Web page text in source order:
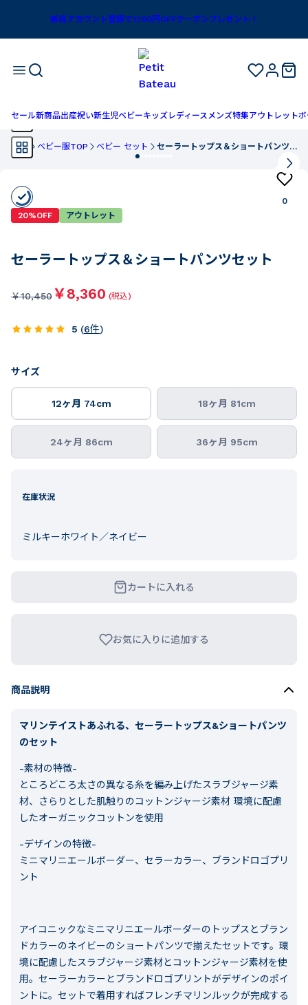
新規アカウント登録で1,100円OFFクーポンプレゼント！
セール新商品出産祝い新生児ベビーキッズ レディースメンズ特集アウトレットボ
TOP ベビー服TOP ベビー セット セーラートップス＆ショートパンツセット
0
20%OFF
アウトレット
セーラートップス＆ショートパンツセット
￥10,450￥8,360 (税込)
5 (6件)
サイズ
12ヶ月 74cm 18ヶ月 81cm
24ヶ月 86cm 36ヶ月 95cm
在庫状況
ミルキーホワイト／ネイビー
カートに入れる
お気に入りに追加する
商品説明
マリンテイストあふれる、セーラートップス&ショートパンツ
のセット
-素材の特徴-
ところどころ太さの異なる糸を編み上げたスラブジャージ素
材、さらりとした肌触りのコットンジャージ素材 環境に配慮
したオーガニックコットンを使用
-デザインの特徴-
ミニマリニエールボーダー、セラーカラー、ブランドロゴプリ
ント
アイコニックなミニマリニエールボーダーのトップスとブラン
ドカラーのネイビーのショートパンツで揃えたセットです。環
境に配慮したスラブジャージ素材とコットンジャージ素材を使
用。セーラーカラーとブランドロゴプリントがデザインのポイ
ントに。セットで着用すればフレンチマリンルックが完成する